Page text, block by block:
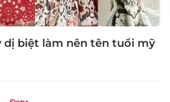
dị biệt làm nên tên tuổi mỹ